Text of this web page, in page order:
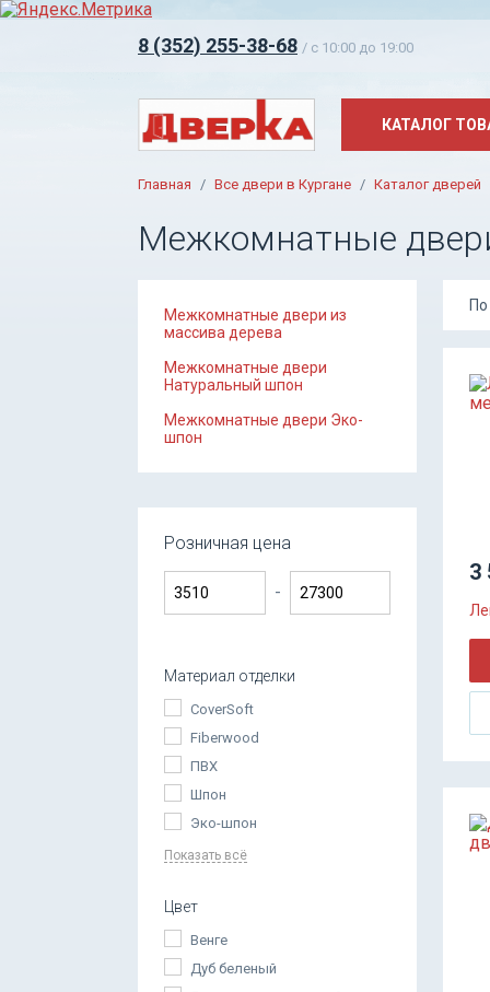
8 (352) 255-38-68 / c 10:00 до 19:00
КАТАЛОГ
Главная Все двери в Кургане Каталог дверей
Межкомнатные
Межкомнатные двери из
массива дерева
Межкомнатные двери
Натуральный шпон
Межкомнатные двери Эко-
шпон
Розничная цена
-
Материал отделки
CoverSoft
Fiberwood
ПВХ
Шпон
Эко-шпон
Показать всё
Цвет
Венге
Дуб беленый
3